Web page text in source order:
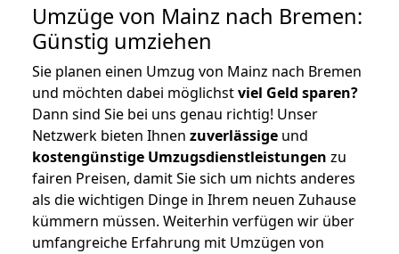
Umzüge von Mainz nach Bremen:
Günstig umziehen
Sie planen einen Umzug von Mainz nach Bremen
und möchten dabei möglichstviel Geld sparen?
Dann sind Sie bei uns genau richtig! Unser
Netzwerk bieten Ihnen zuverlässige und
kostengünstige Umzugsdienstleistungen zu
fairen Preisen, damit Sie sich um nichts anderes
als die wichtigen Dinge in Ihrem neuen Zuhause
kümmern müssen. Weiterhin verfügen wir über
umfangreiche Erfahrung mit Umzügen von